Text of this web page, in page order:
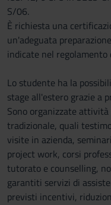
S/06.
È richiesta una
un'adeguata
indicate nel regolamento
Lo studente ha la
stage all'estero grazie a
Sono organizzate
tradizionale, quali
visite in azienda,
project work, corsi
tutorato e counselling,
garantiti servizi di
previsti incentivi,